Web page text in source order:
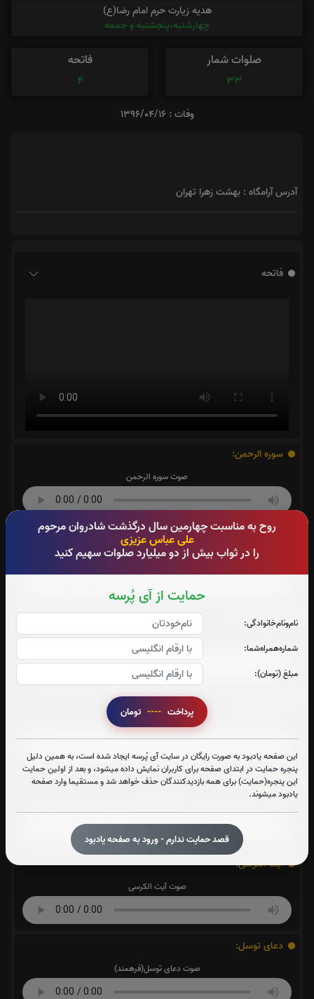
روح به مناسبت چهارمین سال درگذشت شادروان مرحوم
علی عباس عزیزی
را در ثواب بیش از دو میلیارد صلوات سهیم کنید
حمایت از آی پُرسه
نام‌و‌نام‌خانوادگی:
شماره‌همراه‌شما:
مبلغ (تومان):
پرداخت ----
این صفحه یادبود به صورت رایگان در سایت آی پُرسه ایجاد شده است، به همین دلیل
پنجره حمایت در ابتدای صفحه برای کاربران نمایش داده میشود، و بعد از اولین حمایت
این پنجره(حمایت) برای همه بازدیدکنندگان حذف خواهد شد و مستقیما وارد صفحه
یادبود میشوند.
قصد حمایت ندارم - ورود به صفحه یادبود
هدیه زیارت حرم امام رضا(ع)
چهارشنبه،پنجشنبه و جمعه
صلوات شمار
33
فاتحه
4
وفات : 1396/04/16
آدرس آرامگاه : بهشت زهرا تهران
فاتحه
سوره الرحمن:
صوت سوره الرحمن
سوره احزاب:
صوت سوره احزاب
سوره صافات:
صوت سوره صافات
سوره قدر:
آیت الکرسی:
صوت آیت الکرسی
دعای توسل:
صوت دعای توسل(فرهمند)